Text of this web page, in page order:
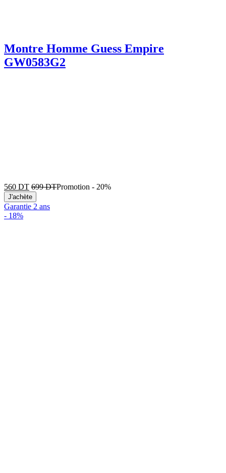
Montre Homme Guess Empire
GW0583G2
560 DT 699DTPromotion - 20%
J'achète
Garantie 2 ans
- 18%